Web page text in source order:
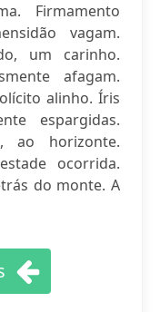
Firmamento
vagam.
um carinho.
afagam.
alinho. Íris
espargidas.
ao horizonte.
ocorrida.
do monte. A